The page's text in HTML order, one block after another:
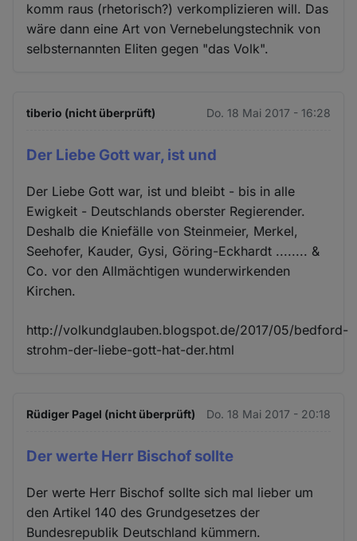
komm raus (rhetorisch?) verkomplizieren will. Das
wäre dann eine Art von Vernebelungstechnik von
selbsternannten Eliten gegen "das Volk".
tiberio (nicht überprüft) Do. 18 Mai 2017 - 16:28
Der Liebe Gott war, ist und
Der Liebe Gott war, ist und bleibt - bis in alle
Ewigkeit - Deutschlands oberster Regierender.
Deshalb die Kniefälle von Steinmeier, Merkel,
Seehofer, Kauder, Gysi, Göring-Eckhardt ........ &
Co. vor den Allmächtigen wunderwirkenden
Kirchen.
http://volkundglauben.blogspot.de/2017/05/bedford-
strohm-der-liebe-gott-hat-der.html
Rüdiger Pagel (nicht überprüft) Do. 18 Mai 2017 - 20:18
Der werte Herr Bischof sollte
Der werte Herr Bischof sollte sich mal lieber um
den Artikel 140 des Grundgesetzes der
Bundesrepublik Deutschland kümmern.